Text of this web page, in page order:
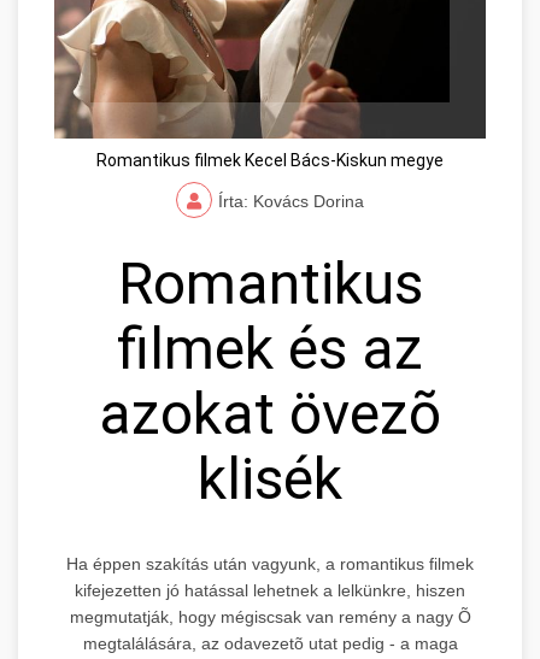
Romantikus filmek Kecel Bács-Kiskun megye
Írta: Kovács Dorina
Romantikus
filmek és az
azokat övezõ
klisék
Ha éppen szakítás után vagyunk, a romantikus filmek
kifejezetten jó hatással lehetnek a lelkünkre, hiszen
megmutatják, hogy mégiscsak van remény a nagy Õ
megtalálására, az odavezetõ utat pedig - a maga